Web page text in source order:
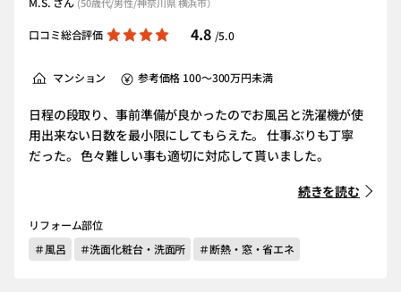
口コミ総合評価 4.8 /5.0
マンション 参考価格 100～300万円未満
日程の段取り、事前準備が良かったのでお風呂と洗濯機が使
用出来ない日数を最小限にしてもらえた。 仕事ぶりも丁寧
だった。 色々難しい事も適切に対応して貰いました。
続きを読む
リフォーム部位
＃風呂
＃洗面化粧台・洗面所 ＃断熱・窓・省エネ